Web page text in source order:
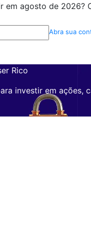
em agosto de 2026?
Abra sua
Rico
investir em ações,